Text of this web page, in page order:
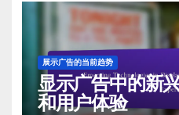
展示广告的当前趋势
显示广告中的新
和用户体验